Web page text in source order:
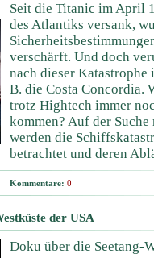
Seit die Titanic im April
des Atlantiks versank,
verschärft. Und doch
nach dieser
B. die Costa Concordia.
trotz Hightech immer
kommen? Auf der
werden die
betrachtet und deren
Kommentare: 0
der USA
Doku über die Seetang-